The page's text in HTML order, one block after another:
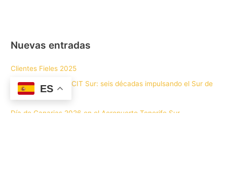
Nuevas entradas
Clientes Fieles 2025
60 aniversario del CIT Sur: seis décadas impulsando el Sur de
Tenerife
Día de Canarias 2026 en el Aeropuerto Tenerife Sur
ES